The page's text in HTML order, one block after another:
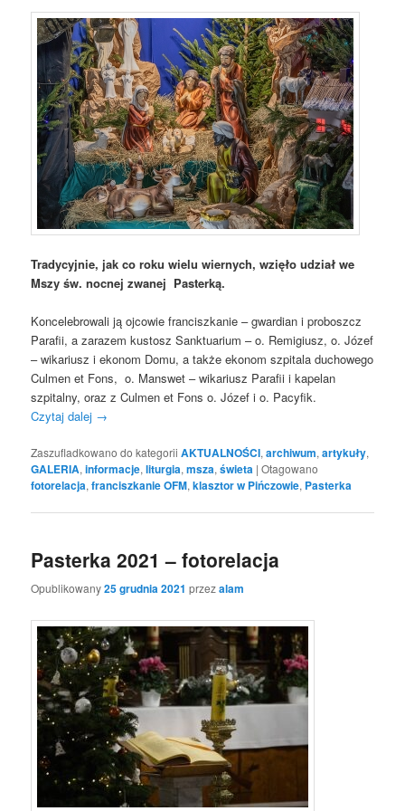
Tradycyjnie, jak co roku wielu wiernych, wzięło udział we
Mszy św. nocnej zwanej Pasterką.
Koncelebrowali ją ojcowie franciszkanie – gwardian i proboszcz
Parafii, a zarazem kustosz Sanktuarium – o. Remigiusz, o. Józef
– wikariusz i ekonom Domu, a także ekonom szpitala duchowego
Culmen et Fons, o. Manswet – wikariusz Parafii i kapelan
szpitalny, oraz z Culmen et Fons o. Józef i o. Pacyfik.
Czytaj dalej →
Zaszufladkowano do kategorii AKTUALNOŚCI,archiwum,artykuły,
GALERIA,informacje,liturgia,msza,świeta |Otagowano
fotorelacja,franciszkanie OFM,klasztor w Pińczowie, Pasterka
Pasterka 2021 – fotorelacja
Opublikowany25 grudnia 2021 przezalam